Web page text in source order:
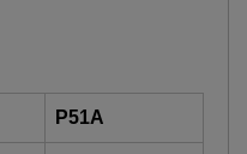
P51A